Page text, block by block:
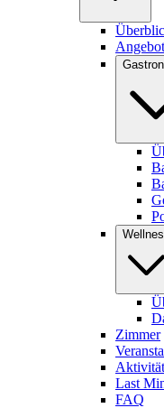
Zimmer
Last
FAQ